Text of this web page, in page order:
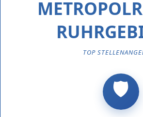
TOP